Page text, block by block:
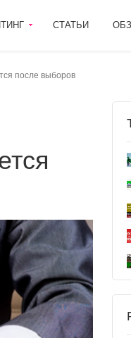
СТАТЬИ
после выборов